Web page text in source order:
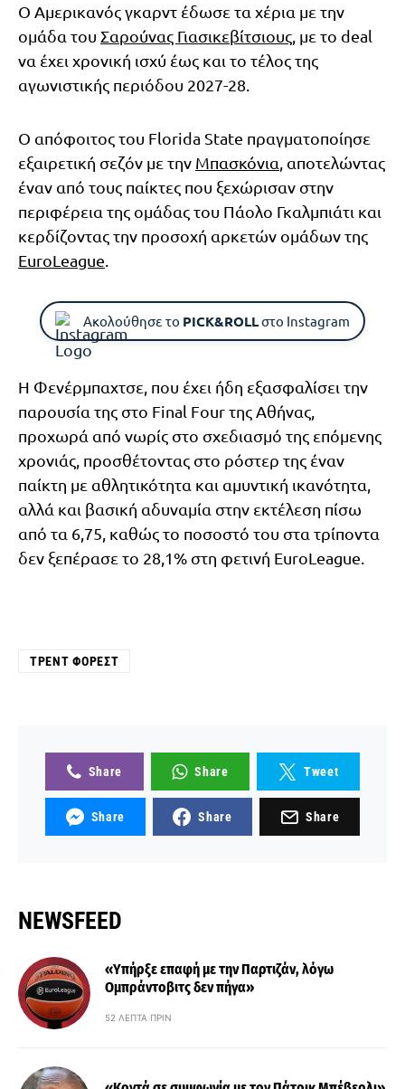
Ο Αμερικανός γκαρντ έδωσε τα χέρια με την
ομάδα του Σαρούνας Γιασικεβίτσιους , με το deal
να έχει χρονική ισχύ έως και το τέλος της
αγωνιστικής περιόδου 2027-28.
Ο απόφοιτος του Florida State πραγματοποίησε
εξαιρετική σεζόν με την Μπασκόνια , αποτελώντας
έναν από τους παίκτες που ξεχώρισαν στην
περιφέρεια της ομάδας του Πάολο Γκαλμπιάτι και
κερδίζοντας την προσοχή αρκετών ομάδων της
EuroLeague
Ακολούθησε το PICK&ROLLστο Instagram
Η Φενέρμπαχτσε, που έχει ήδη εξασφαλίσει την
παρουσία της στο Final Four της Αθήνας,
προχωρά από νωρίς στο σχεδιασμό της επόμενης
χρονιάς, προσθέτοντας στο ρόστερ της έναν
παίκτη με αθλητικότητα και αμυντική ικανότητα,
αλλά και βασική αδυναμία στην εκτέλεση πίσω
από τα 6,75, καθώς το ποσοστό του στα τρίποντα
δεν ξεπέρασε το 28,1% στη φετινή EuroLeague.
ΤΡΕΝΤ ΦΌΡΕΣΤ
Share Share Tweet
Share Share Share
NEWSFEED
«Υπήρξε επαφή με την Παρτιζάν, λόγω
Ομπράντοβιτς δεν πήγα»
52 ΛΕΠΤΆ ΠΡΙΝ